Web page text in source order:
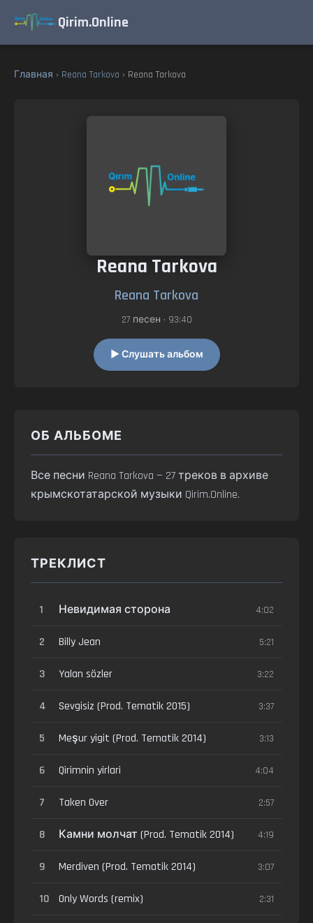
Qirim.Online
Главная › Reana Tarkova › Reana Tarkova
Reana Tarkova
Reana Tarkova
27 песен • 93:40
▶ Слушать альбом
ОБ АЛЬБОМЕ
Все песни Reana Tarkova — 27 треков в архиве
крымскотатарской музыки Qirim.Online.
ТРЕКЛИСТ
1 Невидимая сторона 4:02
2 Billy Jean 5:21
3 Yalan sözler 3:22
4 Sevgisiz (Prod. Tematik 2015) 3:37
5 Meşur yigit (Prod. Tematik 2014) 3:13
6 Qirimnin yirlari 4:04
7 Taken Over 2:57
8 Камни молчат (Prod. Tematik 2014) 4:19
9 Merdiven (Prod. Tematik 2014) 3:07
10 Only Words (remix) 2:31